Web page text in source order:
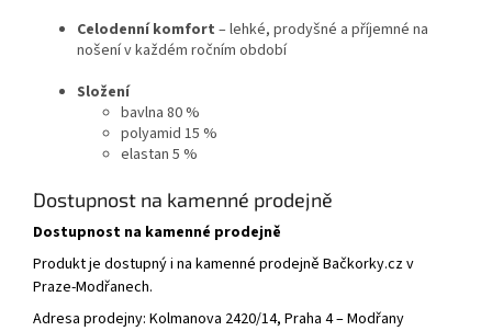
Celodenní komfort – lehké, prodyšné a příjemné na
nošení v každém ročním období
Složení
bavlna 80 %
polyamid 15 %
elastan 5 %
Dostupnost na kamenné prodejně
Dostupnost na kamenné prodejně
Produkt je dostupný i na kamenné prodejně Bačkorky.cz v
Praze-Modřanech.
Adresa prodejny: Kolmanova 2420/14, Praha 4 – Modřany